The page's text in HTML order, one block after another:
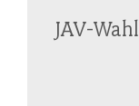
JAV-